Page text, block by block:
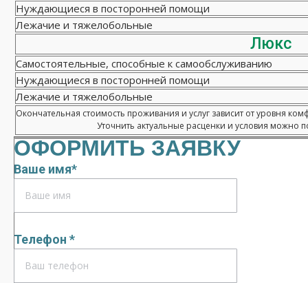
Нуждающиеся в посторонней помощи
Лежачие и тяжелобольные
Люкс
Самостоятельные, способные к самообслуживанию
Нуждающиеся в посторонней помощи
Лежачие и тяжелобольные
Окончательная стоимость проживания и услуг зависит от уровня
Уточнить актуальные расценки и условия можно
ОФОРМИТЬ ЗАЯВКУ
Ваше имя*
Телефон *